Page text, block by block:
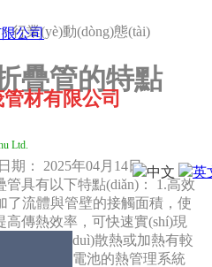
材有限公司
Ltd.
中文 英
行業(yè)動(dòng)態(tài)
疊管的特點
： 2025年04月14日
管具有以下特點(diǎn)： 1.高效
流體與管壁的接觸面積，使
傳熱效率，可快速實(shí)現
足一些對(duì)散熱或加熱有較
動(dòng)力電池的熱管理系統